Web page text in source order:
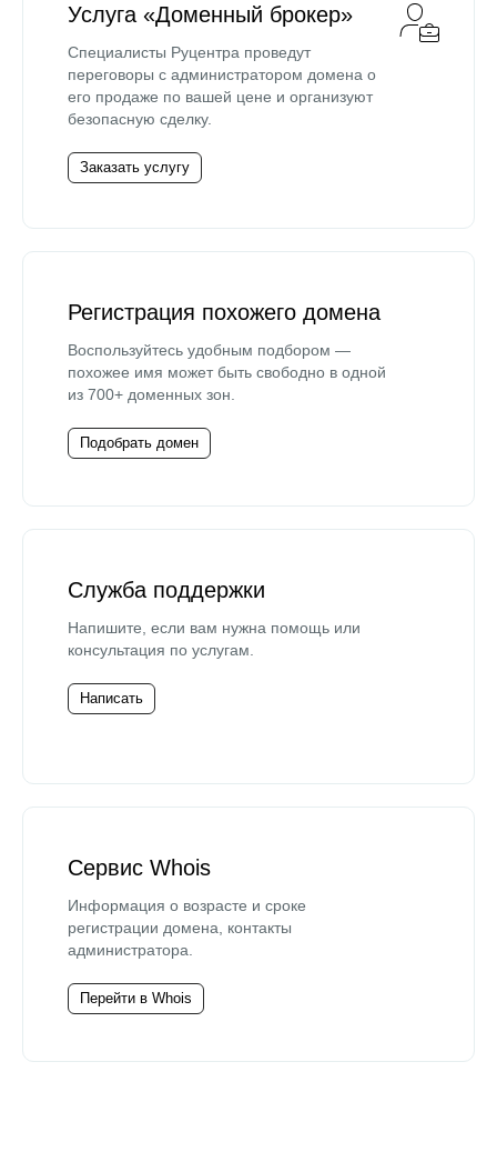
Услуга «Доменный брокер»
Специалисты Руцентра проведут
переговоры с администратором домена о
его продаже по вашей цене и организуют
безопасную сделку.
Заказать услугу
Регистрация похожего домена
Воспользуйтесь удобным подбором —
похожее имя может быть свободно в одной
из 700+ доменных зон.
Подобрать домен
Служба поддержки
Напишите, если вам нужна помощь или
консультация по услугам.
Написать
Сервис Whois
Информация о возрасте и сроке
регистрации домена, контакты
администратора.
Перейти в Whois